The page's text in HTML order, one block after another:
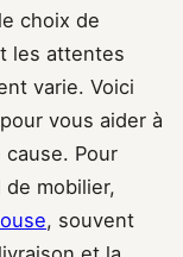
choix de
les attentes
varie. Voici
vous aider à
Pour
mobilier,
, souvent